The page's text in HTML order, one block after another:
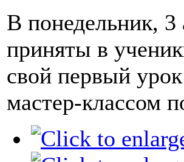
В понедельник,
приняты в
свой первый
мастер-классом